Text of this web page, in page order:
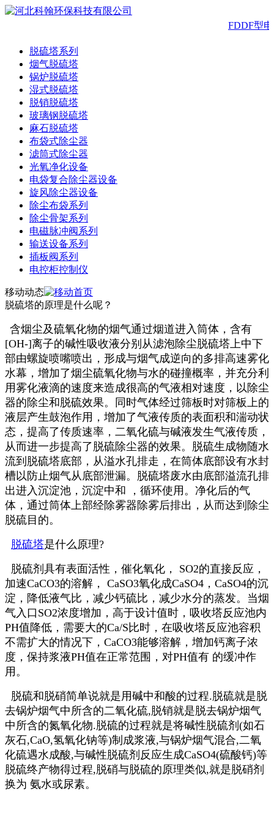
FDDF型
脱硫塔系列
烟气脱硫塔
锅炉脱硫塔
湿式脱硫塔
脱销脱硫塔
玻璃钢脱硫塔
麻石脱硫塔
布袋式除尘器
滤筒式除尘器
光氧净化设备
电袋复合除尘器设备
旋风除尘器设备
除尘布袋系列
除尘骨架系列
电磁脉冲阀系列
输送设备系列
插板阀系列
电控柜控制仪
移动动态
脱硫塔的原理是什么呢？
含烟尘及硫氧化物的烟气通过烟道进入筒体，含有
[OH-]离子的碱性吸收液分别从滤泡除尘脱硫塔上中下
部由螺旋喷嘴喷出，形成与烟气成逆向的多排高速雾化
水幕，增加了烟尘硫氧化物与水的碰撞概率，并充分利
用雾化液滴的速度来造成很高的气液相对速度，以除尘
器的除尘和脱硫效果。同时气体经过筛板时对筛板上的
液层产生鼓泡作用，增加了气液传质的表面积和湍动状
态，提高了传质速率，二氧化硫与碱液发生气液传质，
从而进一步提高了脱硫除尘器的效果。脱硫生成物随水
流到脱硫塔底部，从溢水孔排走，在筒体底部设有水封
槽以防止烟气从底部泄漏。脱硫塔废水由底部溢流孔排
出进入沉淀池，沉淀中和 ，循环使用。净化后的气
体，通过筒体上部经除雾器除雾后排出，从而达到除尘
脱硫目的。
脱硫塔是什么原理?
脱硫剂具有表面活性，催化氧化， SO2的直接反应，
加速CaCO3的溶解， CaSO3氧化成CaSO4，CaSO4的沉
淀，降低液气比，减少钙硫比，减少水分的蒸发。当烟
气入口SO2浓度增加，高于设计值时，吸收塔反应池内
PH值降低，需要大的Ca/S比时，在吸收塔反应池容积
不需扩大的情况下，CaCO3能够溶解，增加钙离子浓
度，保持浆液PH值在正常范围，对PH值有 的缓冲作
用。
脱硫和脱硝简单说就是用碱中和酸的过程.脱硫就是脱
去锅炉烟气中所含的二氧化硫,脱销就是脱去锅炉烟气
中所含的氮氧化物.脱硫的过程就是将碱性脱硫剂(如石
灰石,CaO,氢氧化钠等)制成浆液,与锅炉烟气混合,二氧
化硫遇水成酸,与碱性脱硫剂反应生成CaSO4(硫酸钙)等
脱硫终产物得过程,脱硝与脱硫的原理类似,就是脱硝剂
换为 氨水或尿素。